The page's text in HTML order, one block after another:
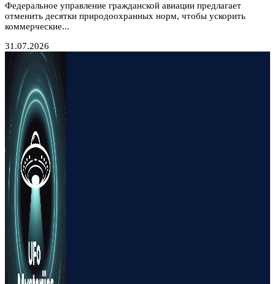
Федеральное управление гражданской авиации предлагает
отменить десятки природоохранных норм, чтобы ускорить
коммерческие...
31.07.2026